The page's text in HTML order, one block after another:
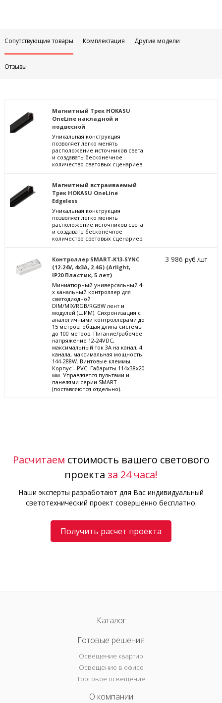
Сопутствующие товары Комплектация Другие модели
Отзывы
Магнитный Трек HOKASU
OneLine накладной и
подвесной
Уникальная конструкция
позволяет легко менять
расположение источников света
и создавать бесконечное
количество световых сценариев.
Магнитный встраиваемый
Трек HOKASU OneLine
Edgeless
Уникальная конструкция
позволяет легко менять
расположение источников света
и создавать бесконечное
количество световых сценариев.
Контроллер SMART-K13-SYNC
(12-24V, 4x3A, 2.4G) (Arlight,
IP20 Пластик, 5 лет)
Миниатюрный универсальный 4-
х канальный контроллер для
светодиодной
DIM/MIX/RGB/RGBW лент и
модулей (ШИМ). Сихронизация с
аналогичными контроллерами до
15 метров, общая длина системы
до 100 метров. Питание/рабочее
напряжение 12-24VDC,
максимальный ток 3A на канал, 4
канала, максимальная мощность
144-288W. Винтовые клеммы.
Корпус - PVC. Габариты 114x38x20
мм. Управляется пультами и
панелями серии SMART
(поставляются отдельно).
3 986руб /шт
Расчитаем стоимость вашего светового
проекта за 24 часа!
Наши эксперты разработают для Вас индивидуальный
светотехнический проект совершенно бесплатно.
Получить расчет проекта
Каталог
Готовые решения
Освещение квартир
Освещение в офисе
Торговое освещение
О компании